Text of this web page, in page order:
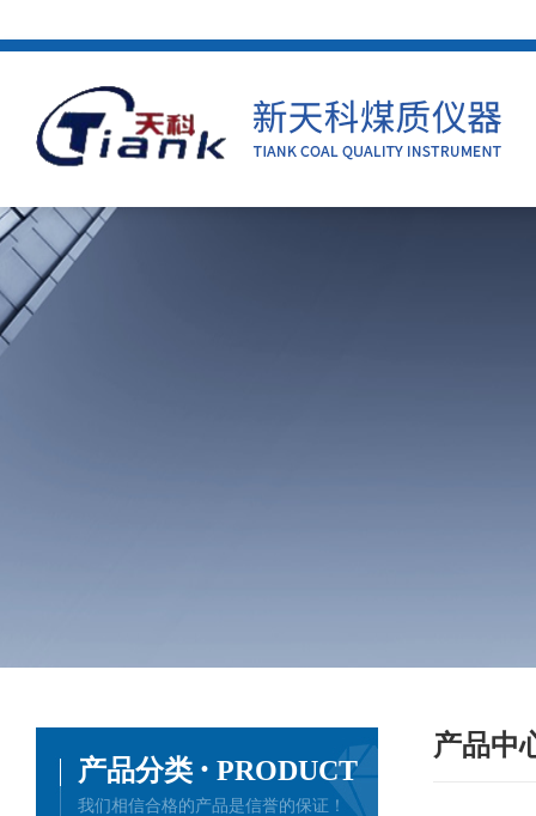
产品分类 · PRODUCT
我们相信合格的产品是信誉的保证！
产品中